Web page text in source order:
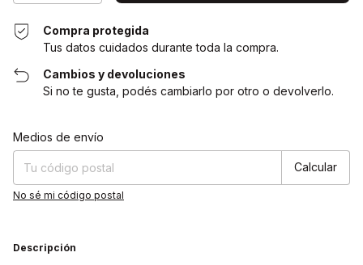
Compra protegida
Tus datos cuidados durante toda la compra.
Cambios y devoluciones
Si no te gusta, podés cambiarlo por otro o devolverlo.
Entregas para el CP:
Medios de envío
Calcular
No sé mi código postal
Descripción